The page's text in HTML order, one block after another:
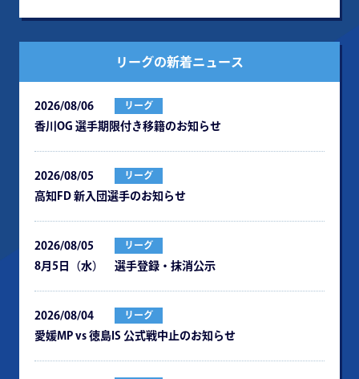
リーグの新着ニュース
2026/08/06 リーグ
⾹川OG 選⼿期限付き移籍のお知らせ
2026/08/05 リーグ
⾼知FD 新⼊団選⼿のお知らせ
2026/08/05 リーグ
8月5日（水） 選手登録・抹消公示
2026/08/04 リーグ
愛媛MP vs 徳島IS 公式戦中⽌のお知らせ